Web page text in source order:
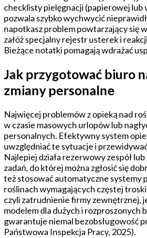
checklisty pielęgnacji (papierowej lub
pozwala szybko wychwycić
napotkasz problem powtarzający się
załóż specjalny rejestr usterek i
Bieżące notatki pomagają wdrażać
Jak przygotować biuro
zmiany personalne
Najwięcej problemów z opieką nad
w czasie masowych urlopów lub
personalnych. Efektywny system
uwzględniać te sytuacje i
Najlepiej działa rezerwowy zespół
zadań, do której można zgłosić się
też stosować automatyczne systemy
roślinach wymagających częstej
czyli zatrudnienie firmy zewnętrznej,
modelem dla dużych i rozproszonych
gwarantuje niemal bezobsługowość
Państwowa Inspekcja Pracy, 2025).